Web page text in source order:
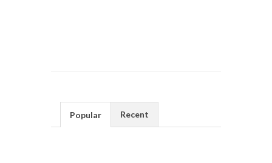
Popular Recent